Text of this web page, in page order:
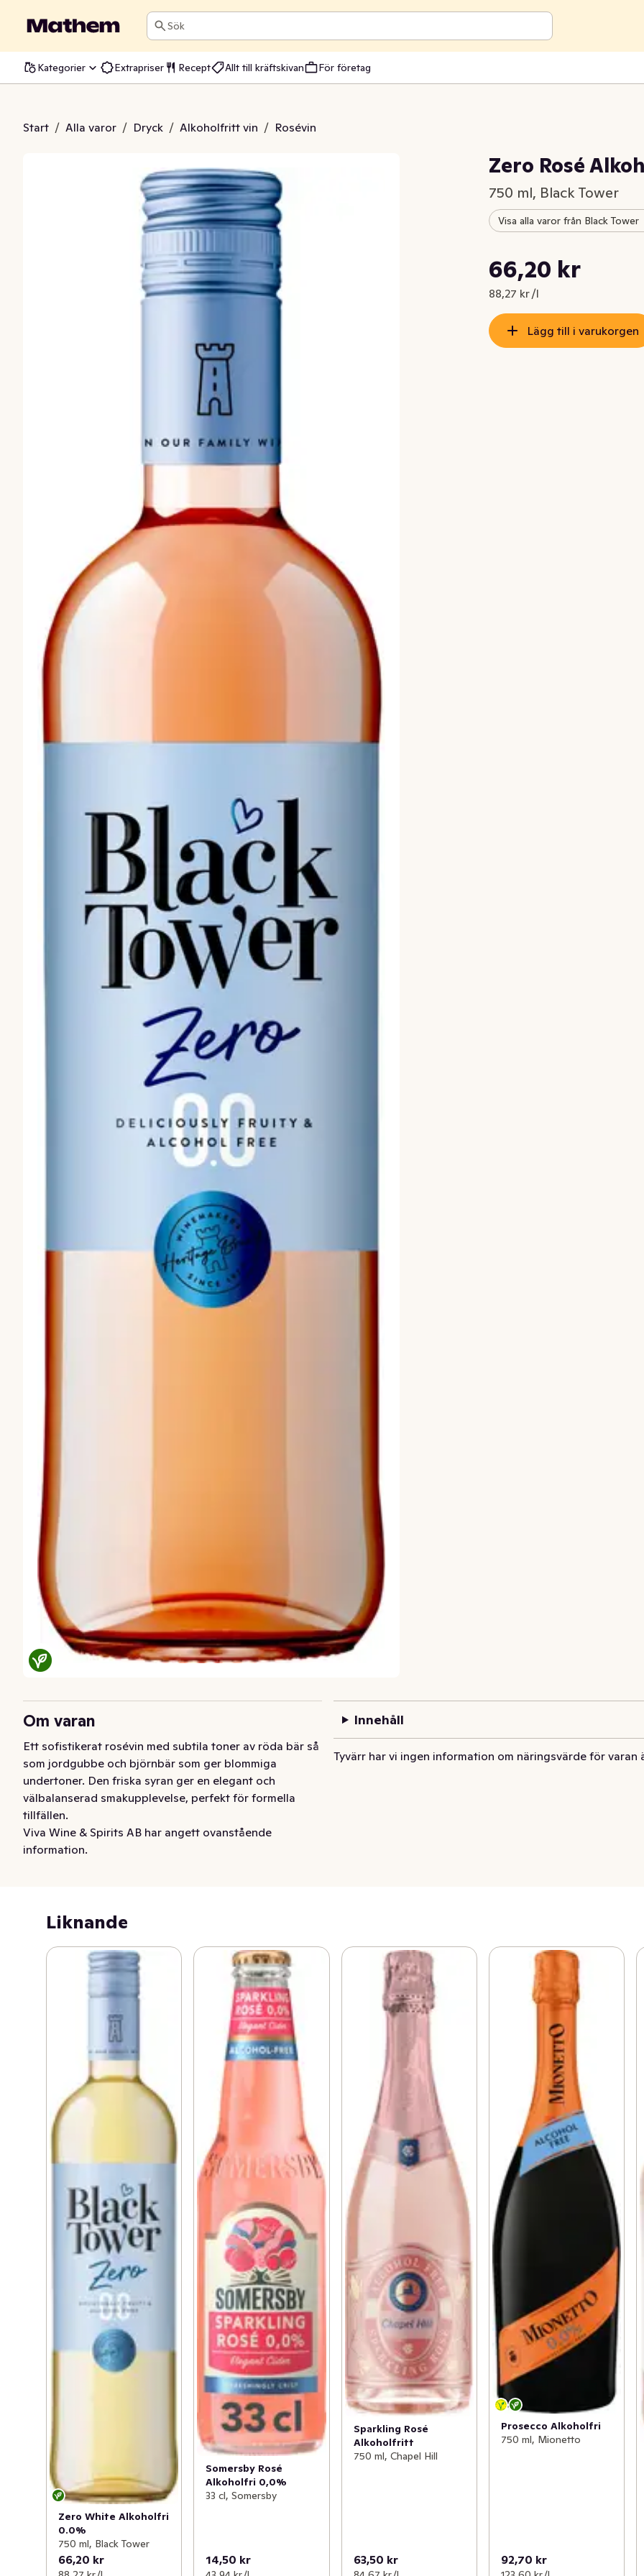
Sök
Kategorier Extrapriser Recept Allt till kräftskivan För företag
Start / Alla varor / Dryck / Alkoholfritt vin / Rosévin
Alkoholfri 0.0%
Zero Rosé
750 ml, Black Tower
Visa alla varor från Black Tower
Nuvarande pris är: 66,20 kr
66,20 kr
88,27 kr /l
Styckpris: 88,27 kr /l
Lägg till i varukorgen
Om varan
Ett sofistikerat rosévin med subtila toner av röda bär så
som jordgubbe och björnbär som ger blommiga
undertoner. Den friska syran ger en elegant och
välbalanserad smakupplevelse, perfekt för formella
tillfällen.
Viva Wine & Spirits AB har angett ovanstående
information.
Innehåll
Tyvärr har vi ingen information om näringsvärde för varan
Liknande
Zero White Alkoholfri
0.0%
750 ml, Black Tower
66,20 kr
Somersby Rosé
Alkoholfri 0,0%
33 cl, Somersby
14,50 kr
Sparkling Rosé
Alkoholfritt
750 ml, Chapel Hill
63,50 kr
Prosecco Alkoholfri
750 ml, Mionetto
92,70 kr